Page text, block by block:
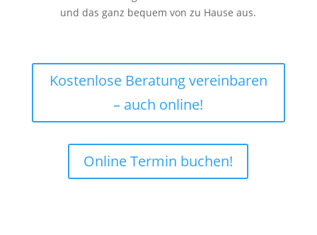
und das ganz bequem von zu Hause aus.
Kostenlose Beratung vereinbaren
– auch online!
Online Termin buchen!